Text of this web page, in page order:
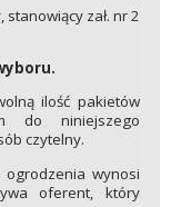
zał. nr 2
ilość pakietów
do niniejszego
czytelny.
ogrodzenia wynosi
oferent, który